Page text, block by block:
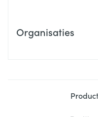
Organisaties